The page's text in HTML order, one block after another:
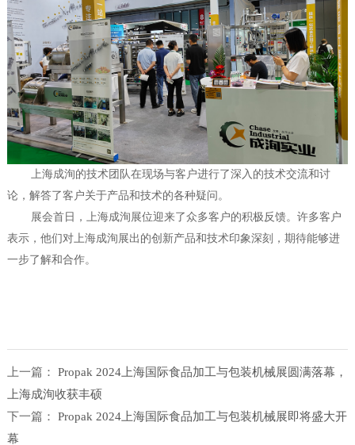
上海成洵的技术团队在现场与客户进行了深入的技术交流和讨
论，解答了客户关于产品和技术的各种疑问。
展会首日，上海成洵展位迎来了众多客户的积极反馈。许多客户
表示，他们对上海成洵展出的创新产品和技术印象深刻，期待能够进
一步了解和合作。
上一篇： Propak 2024上海国际食品加工与包装机械展圆满落幕，
上海成洵收获丰硕
下一篇： Propak 2024上海国际食品加工与包装机械展即将盛大开
幕